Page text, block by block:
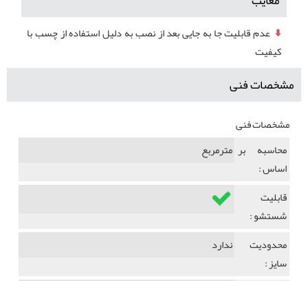
عدم قابلیت جا به جایی بعد از نصب به دلیل استفاده از چسب با
کیفیت
مشخصات فنی
مشخصات فنی
محاسبه بر
اساس :
مترمربع
قابلیت
شستشو :
محدودیت
سایز :
ندارد